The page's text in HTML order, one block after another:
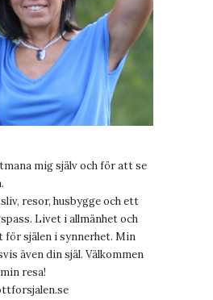
mig själv och för att se
resor, husbygge och ett
Livet i allmänhet och
själen i synnerhet. Min
även din själ. Välkommen
resa!